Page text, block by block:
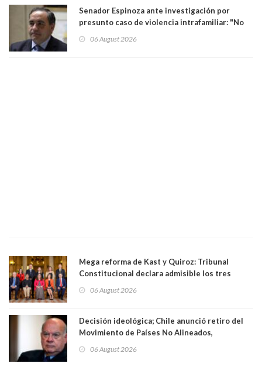
Senador Espinoza ante investigación por
presunto caso de violencia intrafamiliar: "No
antecedentes a Tribunal Supremo
06 August 2026
Mega reforma de Kast y Quiroz: Tribunal
Constitucional declara admisible los tres
06 August 2026
Decisión ideológica; Chile anunció retiro del
Movimiento de Países No Alineados,
1971. Excanciller Insulza lamentó decisión
06 August 2026